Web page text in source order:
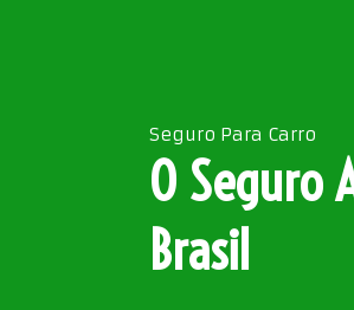
Seguro Para Carro
O Seguro
Brasil